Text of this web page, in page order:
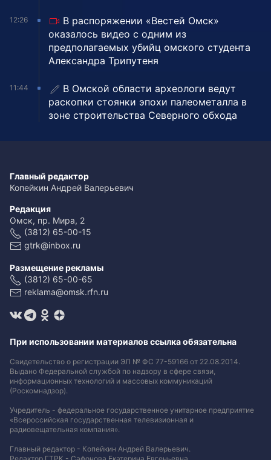
12:26
В распоряжении «Вестей Омск»
оказалось видео с одним из
предполагаемых убийц омского студента
Александра Трипутеня
11:44
В Омской области археологи ведут
раскопки стоянки эпохи палеометалла в
зоне строительства Северного обхода
Главный редактор
Копейкин Андрей Валерьевич
Редакция
Омск, пр. Мира, 2
(3812) 65-00-15
gtrk@inbox.ru
Размещение рекламы
(3812) 65-00-65
reklama@omsk.rfn.ru
При использовании материалов ссылка обязательна
Свидетельство о регистрации ЭЛ № ФС 77-59166 от 22.08.2014.
Выдано Федеральной службой по надзору в сфере связи,
информационных технологий и массовых коммуникаций
(Роскомнадзор).
Учредитель - федеральное государственное унитарное предприятие
«Всероссийская государственная телевизионная и
радиовещательная компания».
Главный редактор - Копейкин Андрей Валерьевич.